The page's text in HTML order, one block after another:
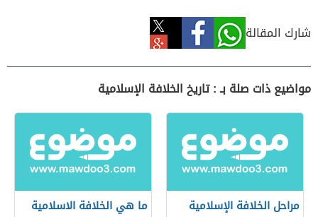
شارك المقالة
مواضيع ذات صلة بـ : تاريخ الخلافة الإسلامية
مراحل الخلافة الإسلامية ما هي الخلافة الاسلامية